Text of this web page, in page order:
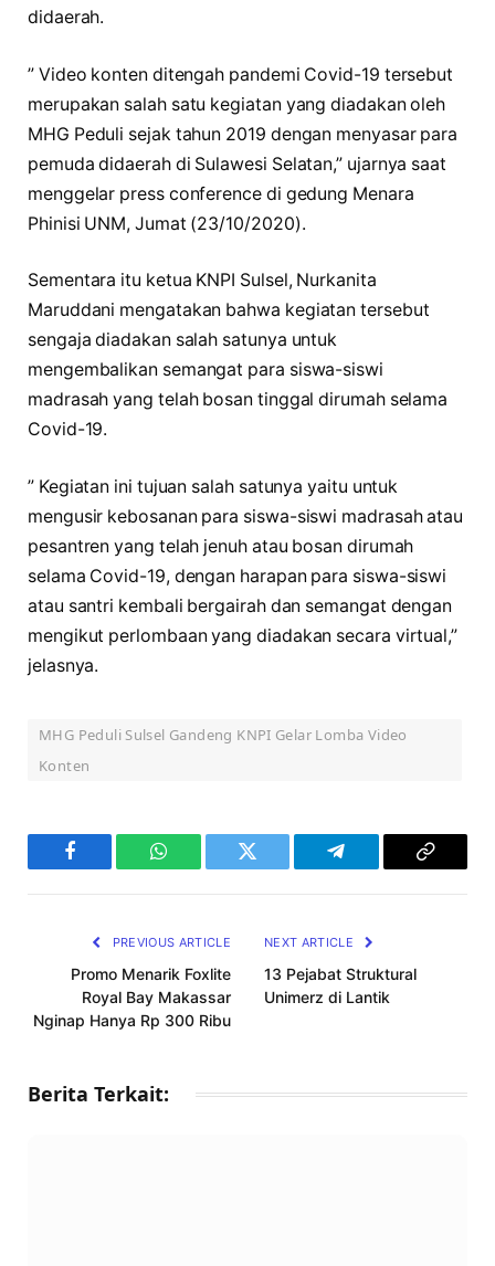
didaerah.
” Video konten ditengah pandemi Covid-19 tersebut
merupakan salah satu kegiatan yang diadakan oleh
MHG Peduli sejak tahun 2019 dengan menyasar para
pemuda didaerah di Sulawesi Selatan,” ujarnya saat
menggelar press conference di gedung Menara
Phinisi UNM, Jumat (23/10/2020).
Sementara itu ketua KNPI Sulsel, Nurkanita
Maruddani mengatakan bahwa kegiatan tersebut
sengaja diadakan salah satunya untuk
mengembalikan semangat para siswa-siswi
madrasah yang telah bosan tinggal dirumah selama
Covid-19.
” Kegiatan ini tujuan salah satunya yaitu untuk
mengusir kebosanan para siswa-siswi madrasah atau
pesantren yang telah jenuh atau bosan dirumah
selama Covid-19, dengan harapan para siswa-siswi
atau santri kembali bergairah dan semangat dengan
mengikut perlombaan yang diadakan secara virtual,”
jelasnya.
MHG Peduli Sulsel Gandeng KNPI Gelar Lomba Video
Konten
Facebook WhatsAppTwitter Telegram
Copy
PREVIOUS ARTICLE
Promo Menarik Foxlite
Royal Bay Makassar
Nginap Hanya Rp 300 Ribu
NEXT ARTICLE
13 Pejabat Struktural
Unimerz di Lantik
Berita Terkait: